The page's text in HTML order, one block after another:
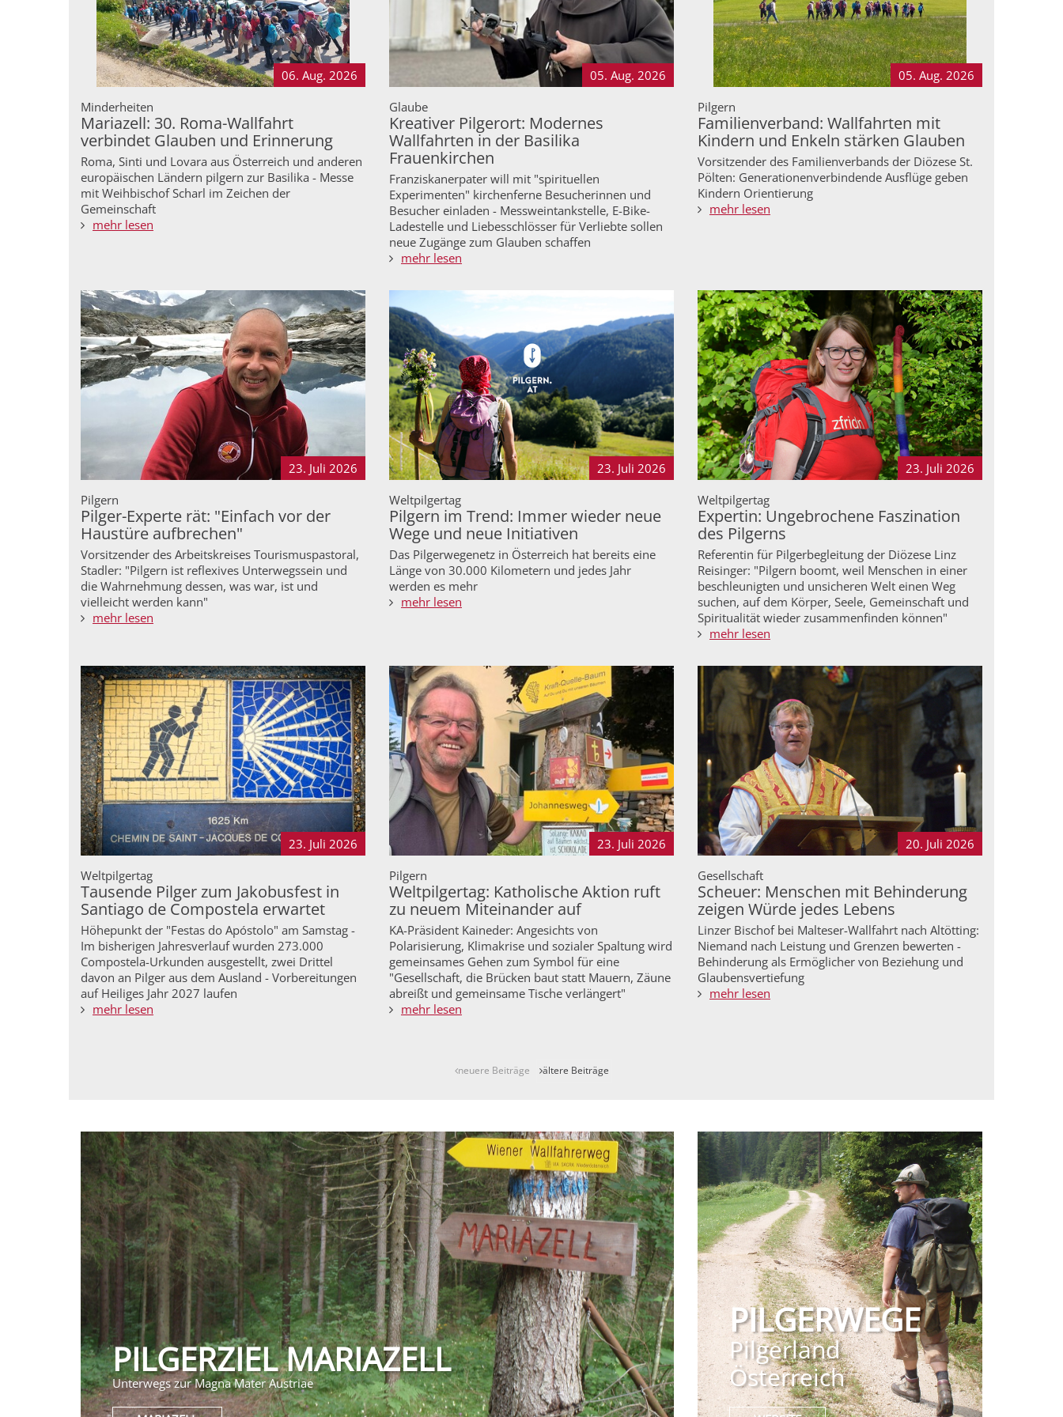
06. Aug. 2026
Minderheiten
Mariazell: 30. Roma-Wallfahrt
verbindet Glauben und Erinnerung
Roma, Sinti und Lovara aus Österreich und anderen
europäischen Ländern pilgern zur Basilika - Messe
mit Weihbischof Scharl im Zeichen der
Gemeinschaft
mehr lesen
05. Aug. 2026
Glaube
Kreativer Pilgerort: Modernes
Wallfahrten in der Basilika
Frauenkirchen
Franziskanerpater will mit "spirituellen
Experimenten" kirchenferne Besucherinnen und
Besucher einladen - Messweintankstelle, E-Bike-
Ladestelle und Liebesschlösser für Verliebte sollen
neue Zugänge zum Glauben schaffen
mehr lesen
05. Aug. 2026
Pilgern
Familienverband: Wallfahrten mit
Kindern und Enkeln stärken Glauben
Vorsitzender des Familienverbands der Diözese St.
Pölten: Generationenverbindende Ausflüge geben
Kindern Orientierung
mehr lesen
23. Juli 2026
Pilgern
Pilger-Experte rät: "Einfach vor der
Haustüre aufbrechen"
Vorsitzender des Arbeitskreises Tourismuspastoral,
Stadler: "Pilgern ist reflexives Unterwegssein und
die Wahrnehmung dessen, was war, ist und
vielleicht werden kann"
mehr lesen
23. Juli 2026
Weltpilgertag
Pilgern im Trend: Immer wieder neue
Wege und neue Initiativen
Das Pilgerwegenetz in Österreich hat bereits eine
Länge von 30.000 Kilometern und jedes Jahr
werden es mehr
mehr lesen
23. Juli 2026
Weltpilgertag
Expertin: Ungebrochene Faszination
des Pilgerns
Referentin für Pilgerbegleitung der Diözese Linz
Reisinger: "Pilgern boomt, weil Menschen in einer
beschleunigten und unsicheren Welt einen Weg
suchen, auf dem Körper, Seele, Gemeinschaft und
Spiritualität wieder zusammenfinden können"
mehr lesen
23. Juli 2026
Weltpilgertag
Tausende Pilger zum Jakobusfest in
Santiago de Compostela erwartet
Höhepunkt der "Festas do Apóstolo" am Samstag -
Im bisherigen Jahresverlauf wurden 273.000
Compostela-Urkunden ausgestellt, zwei Drittel
davon an Pilger aus dem Ausland - Vorbereitungen
auf Heiliges Jahr 2027 laufen
mehr lesen
23. Juli 2026
Pilgern
Weltpilgertag: Katholische Aktion ruft
zu neuem Miteinander auf
KA-Präsident Kaineder: Angesichts von
Polarisierung, Klimakrise und sozialer Spaltung wird
gemeinsames Gehen zum Symbol für eine
"Gesellschaft, die Brücken baut statt Mauern, Zäune
abreißt und gemeinsame Tische verlängert"
mehr lesen
20. Juli 2026
Gesellschaft
Scheuer: Menschen mit Behinderung
zeigen Würde jedes Lebens
Linzer Bischof bei Malteser-Wallfahrt nach Altötting:
Niemand nach Leistung und Grenzen bewerten -
Behinderung als Ermöglicher von Beziehung und
Glaubensvertiefung
mehr lesen
neuere Beiträge ältere Beiträge
PILGERZIEL MARIAZELL
Unterwegs zur Magna Mater Austriae
PILGERWEGE
Pilgerland
Österreich